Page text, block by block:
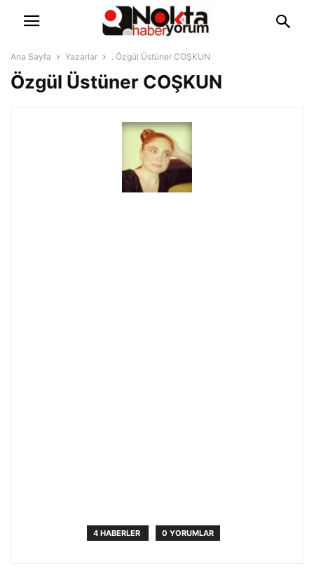
Ana Sayfa Yazarlar . Özgül Üstüner COŞKUN
Özgül Üstüner COŞKUN
4 HABERLER 0 YORUMLAR